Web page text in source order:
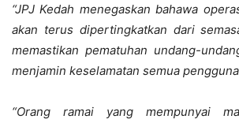
“JPJ Kedah menegaskan bahawa
akan terus dipertingkatkan dari
memastikan pematuhan undang-
menjamin keselamatan semua
“Orang ramai yang mempunyai